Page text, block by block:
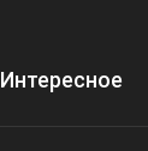
Интересное